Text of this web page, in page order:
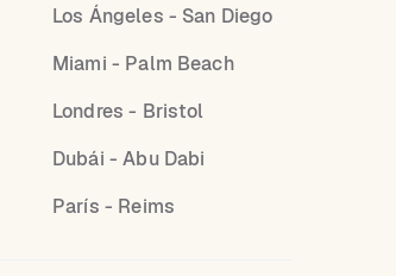
Los Ángeles - San Diego
Miami - Palm Beach
Londres - Bristol
Dubái - Abu Dabi
París - Reims